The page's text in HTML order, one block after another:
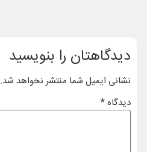
دیدگاهتان را بنویسید
نشانی ایمیل شما منتشر نخواهد شد.
دیدگاه*